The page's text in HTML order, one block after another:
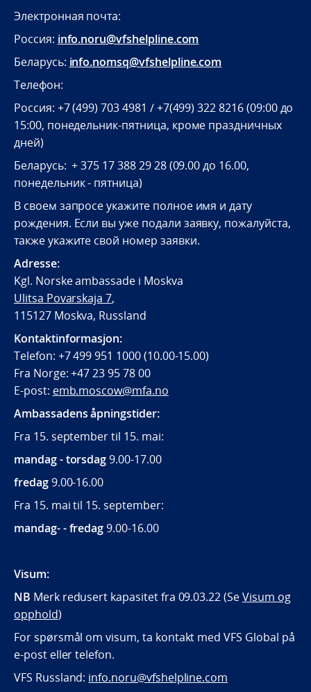
Электронная почта:
Россия: info.noru@vfshelpline.com
Беларусь: info.nomsq@vfshelpline.com
Телефон:
Россия: +7 (499) 703 4981 / +7(499) 322 8216 (09:00 до
15:00, понедельник-пятница, кроме праздничных
дней)
Беларусь: + 375 17 388 29 28 (09.00 до 16.00,
понедельник - пятница)
В своем запросе укажите полное имя и дату
рождения. Если вы уже подали заявку, пожалуйста,
также укажите свой номер заявки.
Adresse:
Kgl. Norske ambassade i Moskva
Ulitsa Povarskaja 7,
115127 Moskva, Russland
Kontaktinformasjon:
Telefon: +7 499 951 1000 (10.00-15.00)
Fra Norge: +47 23 95 78 00
E-post: emb.moscow@mfa.no
Ambassadens åpningstider:
Fra 15. september til 15. mai:
mandag - torsdag9.00-17.00
fredag9.00-16.00
Fra 15. mai til 15. september:
mandag- - fredag9.00-16.00
Visum:
NB Merk redusert kapasitet fra 09.03.22 (SeVisum og
opphold)
For spørsmål om visum, ta kontakt med VFS Global på
e-post eller telefon.
VFS Russland: info.noru@vfshelpline.com